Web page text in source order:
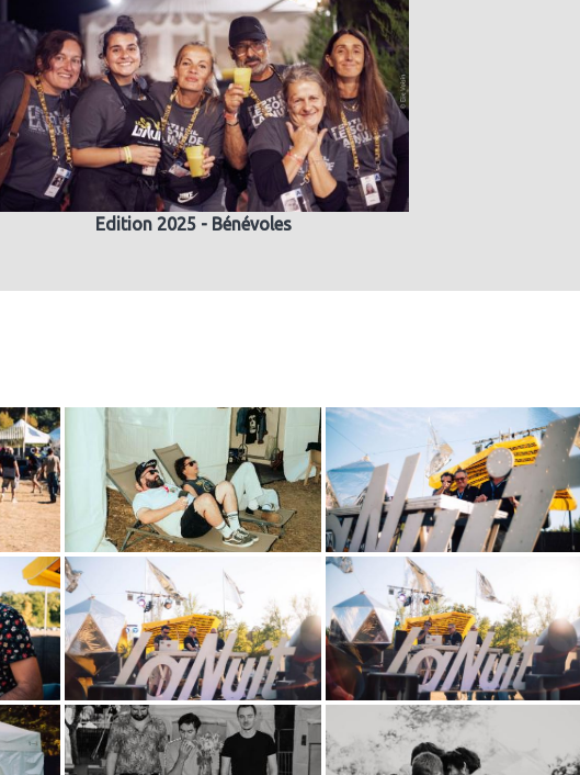
Edition 2025 - Bénévoles